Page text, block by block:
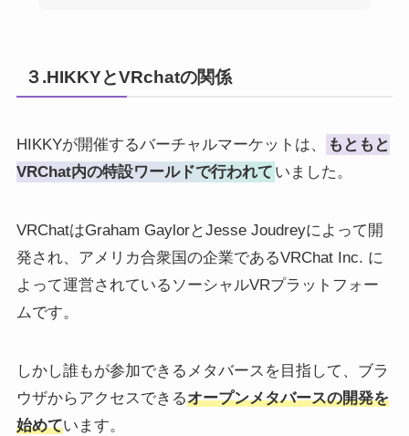
３.HIKKYとVRchatの関係
HIKKYが開催するバーチャルマーケットは、
もともと
VRChat内の特設ワールドで行われて いました。
VRChatはGraham GaylorとJesse Joudreyによって開
発され、アメリカ合衆国の企業であるVRChat Inc. に
よって運営されているソーシャルVRプラットフォー
ムです。
しかし誰もが参加できるメタバースを目指して、ブラ
ウザからアクセスできるオープンメタバースの開発を
始めています。